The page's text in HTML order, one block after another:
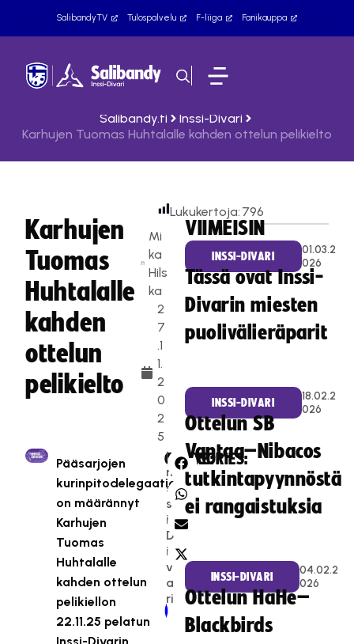
SalibandyTV Tulospalvelu F-liiga Fanikauppa
Salibandy.fi
Inssi-Divari
Karhujen Tuomas Huhtalalle kahden ottelun pelikielto
Karhujen
Tuomas
Huhtalalle
kahden
ottelun
pelikielto
Mi
ka
Hils
ka
2
7
.1
1.
2
0
2
5
Lukukertoja: 796
Pääsarjojen
kurinpitodelegaatio
on määrännyt
Karhujen
Tuomas
Huhtalalle
kahden ottelun
pelikiellon
22.11.25 pelatun
CATEGORIES:
I
n
s
s
i-
D
i
v
a
ri
SHARE:
Newer Post
VIIMEISIN
INSSI-DIVARI
01.03.2
026
Tässä ovat Inssi-
Divarin miesten
puolivälieräparit
INSSI-DIVARI
18.02.2
026
Ottelun SB
Vantaa–Nibacos
tutkintapyynnöstä
ei rangaistuksia
INSSI-DIVARI
04.02.2
026
Ottelun HaHe–
Blackbirds